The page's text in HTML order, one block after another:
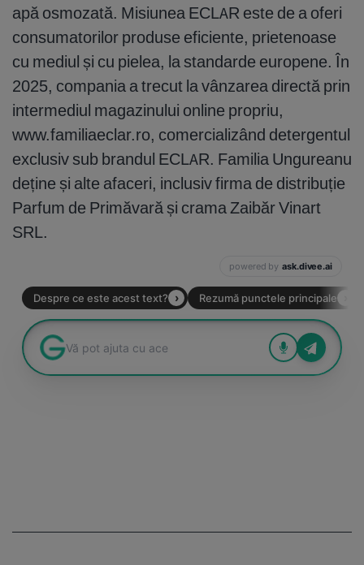
apă osmozată. Misiunea ECLAR este de a oferi
consumatorilor produse eficiente, prietenoase
cu mediul și cu pielea, la standarde europene. În
2025, compania a trecut la vânzarea directă prin
intermediul magazinului online propriu,
www.familiaeclar.ro, comercializând detergentul
exclusiv sub brandul ECLAR. Familia Ungureanu
deține și alte afaceri, inclusiv firma de distribuție
Parfum de Primăvară și crama Zaibăr Vinart
SRL.